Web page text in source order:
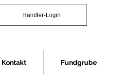
(Anmeldung erforderlich):
16.30 Uhr
wir jeweils eine Stunde
Händler-Login
Kontakt Fundgrube